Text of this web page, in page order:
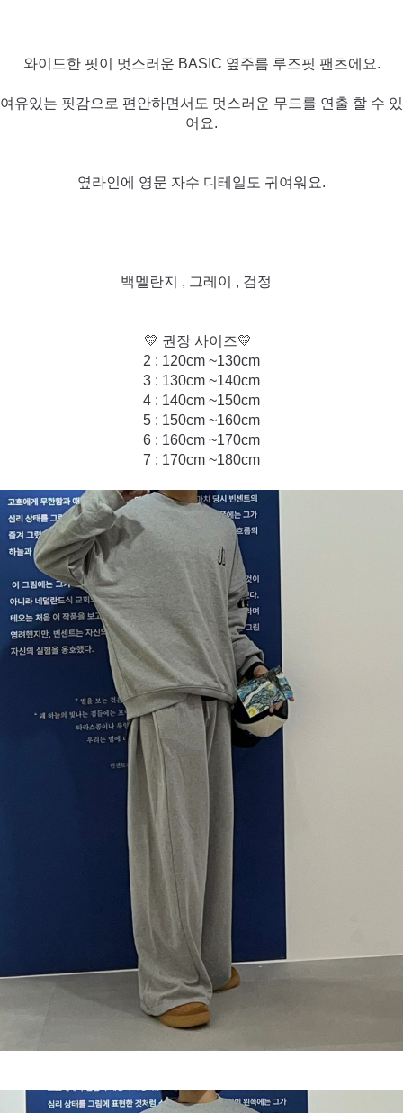
와이드한 핏이 멋스러운 BASIC 옆주름 루즈핏 팬츠에요.
여유있는 핏감으로 편안하면서도 멋스러운 무드를 연출 할 수 있
어요.
옆라인에 영문 자수 디테일도 귀여워요.
백멜란지 , 그레이 , 검정
💛 권장 사이즈💛
2 : 120cm ~130cm
3 : 130cm ~140cm
4 : 140cm ~150cm
5 : 150cm ~160cm
6 : 160cm ~170cm
7 : 170cm ~180cm